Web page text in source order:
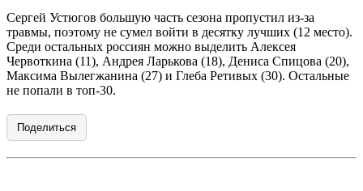
Сергей Устюгов большую часть сезона пропустил из-за
травмы, поэтому не сумел войти в десятку лучших (12 место).
Среди остальных россиян можно выделить Алексея
Червоткина (11), Андрея Ларькова (18), Дениса Спицова (20),
Максима Вылегжанина (27) и Глеба Ретивых (30). Остальные
не попали в топ-30.
Поделиться